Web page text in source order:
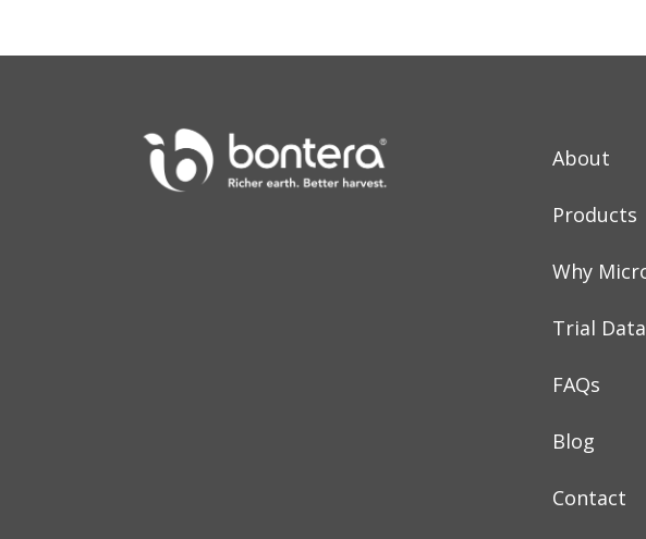
About
Products
Why
Trial Data
FAQs
Blog
Contact